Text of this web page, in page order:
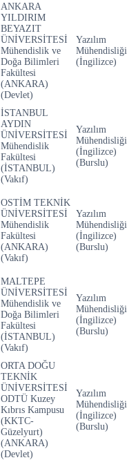
ANKARA
YILDIRIM
BEYAZIT
ÜNİVERSİTESİ
Mühendislik ve
Doğa Bilimleri
Fakültesi
(ANKARA)
(Devlet)
Yazılım
Mühendisliği
(İngilizce)
İSTANBUL
AYDIN
ÜNİVERSİTESİ
Mühendislik
Fakültesi
(İSTANBUL)
(Vakıf)
Yazılım
Mühendisliği
(İngilizce)
(Burslu)
OSTİM TEKNİK
ÜNİVERSİTESİ
Mühendislik
Fakültesi
(ANKARA)
(Vakıf)
Yazılım
Mühendisliği
(İngilizce)
(Burslu)
MALTEPE
ÜNİVERSİTESİ
Mühendislik ve
Doğa Bilimleri
Fakültesi
(İSTANBUL)
(Vakıf)
Yazılım
Mühendisliği
(İngilizce)
(Burslu)
ORTA DOĞU
TEKNİK
ÜNİVERSİTESİ
ODTÜ Kuzey
Kıbrıs Kampusu
(KKTC-
Güzelyurt)
(ANKARA)
(Devlet)
Yazılım
Mühendisliği
(İngilizce)
(Burslu)